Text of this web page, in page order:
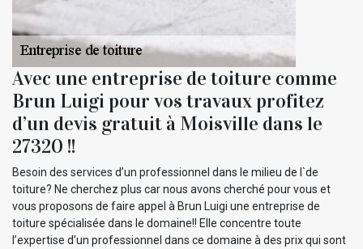
Avec une entreprise de toiture comme
Brun Luigi pour vos travaux profitez
d’un devis gratuit à Moisville dans le
27320 !!
Besoin des services d’un professionnel dans le milieu de l`de
toiture? Ne cherchez plus car nous avons cherché pour vous et
vous proposons de faire appel à Brun Luigi une entreprise de
toiture spécialisée dans le domaine!! Elle concentre toute
l’expertise d’un professionnel dans ce domaine à des prix qui sont